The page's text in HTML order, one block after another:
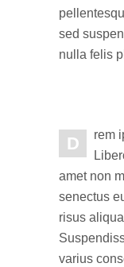
sed
nulla felis
D
rem
amet non
senectus
risus
varius